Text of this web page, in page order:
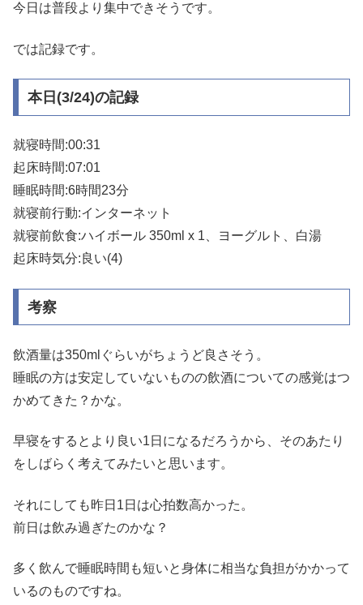
今日は普段より集中できそうです。
では記録です。
本日(3/24)の記録
就寝時間:00:31
起床時間:07:01
睡眠時間:6時間23分
就寝前行動:インターネット
就寝前飲食:ハイボール 350ml x 1、ヨーグルト、白湯
起床時気分:良い(4)
考察
飲酒量は350mlぐらいがちょうど良さそう。
睡眠の方は安定していないものの飲酒についての感覚はつ
かめてきた？かな。
早寝をするとより良い1日になるだろうから、そのあたり
をしばらく考えてみたいと思います。
それにしても昨日1日は心拍数高かった。
前日は飲み過ぎたのかな？
多く飲んで睡眠時間も短いと身体に相当な負担がかかって
いるのものですね。